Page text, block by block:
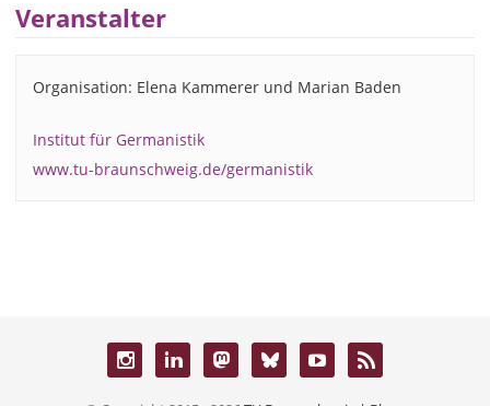
Veranstalter
Organisation: Elena Kammerer und Marian Baden
Institut für Germanistik
www.tu-braunschweig.de/germanistik